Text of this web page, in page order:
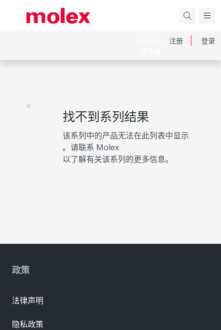
注册 登录
找不到系列结果
该系列中的产品无法在此列表中显示
。请联系 Molex
以了解有关该系列的更多信息。
政策
法律声明
隐私政策